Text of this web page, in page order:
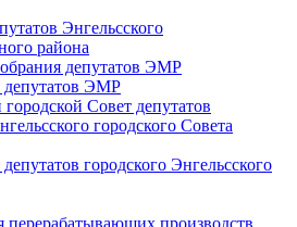
Энгельсского
района
депутатов ЭМР
ЭМР
Совет депутатов
городского Совета
городского Энгельсского